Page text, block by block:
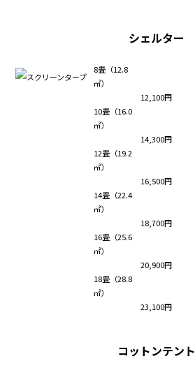
シェルター
8畳（12.8
㎡）
12,100円
10畳（16.0
㎡）
14,300円
12畳（19.2
㎡）
16,500円
14畳（22.4
㎡）
18,700円
16畳（25.6
㎡）
20,900円
18畳（28.8
㎡）
23,100円
コットンテント